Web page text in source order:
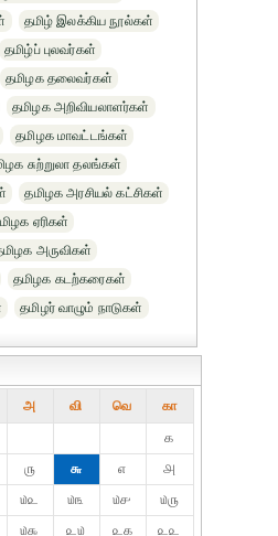
தமிழ் இலக்கிய நூல்கள்
தமிழ்ப் புலவர்கள்
தமிழக தலைவர்கள்
தமிழக அறிவியலாளர்கள்‎
தமிழக மாவட்டங்கள்
சுற்றுலா தலங்கள்
தமிழக அரசியல் கட்சிகள்
ஏரிகள்
அருவிகள்
தமிழக கடற்கரைகள்
தமிழர் வாழும் நாடுகள்
அ வி வெ கா
௧
௫ ௬ ௭
௮
௰௨ ௰௩ ௰௪
௰௫
௰௯ ௨௰ ௨௧ ௨௨